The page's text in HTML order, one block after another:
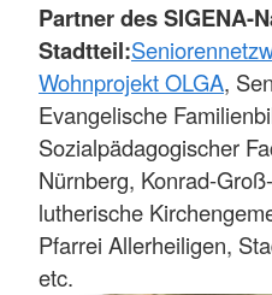
Partner des SIGENA-
Stadtteil:
Wohnprojekt OLGA,
Evangelische
Sozialpädagogischer
Nürnberg, Konrad-
lutherische
Pfarrei Allerheiligen,
etc.